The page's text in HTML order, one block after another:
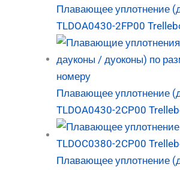
Плавающее уплотнение
TLDOA0430-2FP00
Плавающее уплотнение
TLDOA0430-2CP00
Плавающее уплотнение